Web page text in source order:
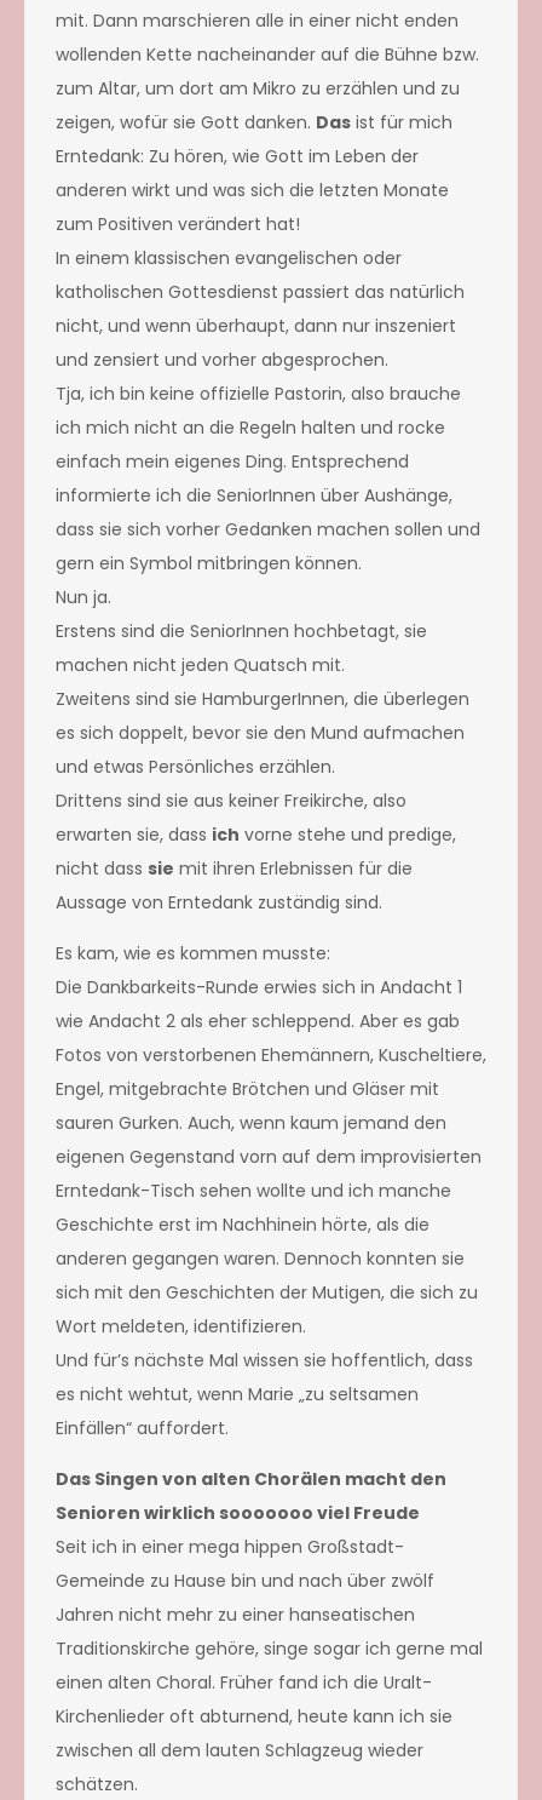
mit. Dann marschieren alle in einer nicht enden
wollenden Kette nacheinander auf die Bühne bzw.
zum Altar, um dort am Mikro zu erzählen und zu
zeigen, wofür sie Gott danken. Das ist für mich
Erntedank: Zu hören, wie Gott im Leben der
anderen wirkt und was sich die letzten Monate
zum Positiven verändert hat!
In einem klassischen evangelischen oder
katholischen Gottesdienst passiert das natürlich
nicht, und wenn überhaupt, dann nur inszeniert
und zensiert und vorher abgesprochen.
Tja, ich bin keine offizielle Pastorin, also brauche
ich mich nicht an die Regeln halten und rocke
einfach mein eigenes Ding. Entsprechend
informierte ich die SeniorInnen über Aushänge,
dass sie sich vorher Gedanken machen sollen und
gern ein Symbol mitbringen können.
Nun ja.
Erstens sind die SeniorInnen hochbetagt, sie
machen nicht jeden Quatsch mit.
Zweitens sind sie HamburgerInnen, die überlegen
es sich doppelt, bevor sie den Mund aufmachen
und etwas Persönliches erzählen.
Drittens sind sie aus keiner Freikirche, also
erwarten sie, dass ich vorne stehe und predige,
nicht dass sie mit ihren Erlebnissen für die
Aussage von Erntedank zuständig sind.
Es kam, wie es kommen musste:
Die Dankbarkeits-Runde erwies sich in Andacht 1
wie Andacht 2 als eher schleppend. Aber es gab
Fotos von verstorbenen Ehemännern, Kuscheltiere,
Engel, mitgebrachte Brötchen und Gläser mit
sauren Gurken. Auch, wenn kaum jemand den
eigenen Gegenstand vorn auf dem improvisierten
Erntedank-Tisch sehen wollte und ich manche
Geschichte erst im Nachhinein hörte, als die
anderen gegangen waren. Dennoch konnten sie
sich mit den Geschichten der Mutigen, die sich zu
Wort meldeten, identifizieren.
Und für’s nächste Mal wissen sie hoffentlich, dass
es nicht wehtut, wenn Marie „zu seltsamen
Einfällen“ auffordert.
Das Singen von alten Chorälen macht den
Senioren wirklich sooooooo viel Freude
Seit ich in einer mega hippen Großstadt-
Gemeinde zu Hause bin und nach über zwölf
Jahren nicht mehr zu einer hanseatischen
Traditionskirche gehöre, singe sogar ich gerne mal
einen alten Choral. Früher fand ich die Uralt-
Kirchenlieder oft abturnend, heute kann ich sie
zwischen all dem lauten Schlagzeug wieder
schätzen.